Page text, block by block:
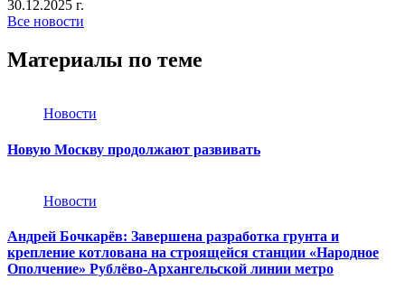
30.12.2025 г.
Все новости
Материалы по теме
Новости
Новую Москву продолжают развивать
Новости
Андрей Бочкарёв: Завершена разработка грунта и
крепление котлована на строящейся станции «Народное
Ополчение» Рублёво-Архангельской линии метро